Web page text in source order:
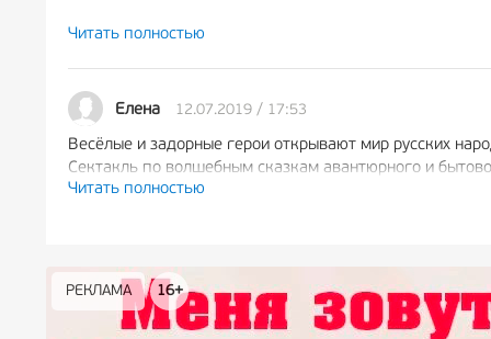
Дети были включены в действие. Живо откликались
Читать полностью
Елена 12.07.2019 / 17:53
Весёлые и задорные герои открывают мир русских
Сектакль по волшебным сказкам авантюрного и
Учит детей тому , что добро побеждает зло .
Читать полностью
РЕКЛАМА 16+
РЕКЛАМА 16+
РЕКЛАМА 12+
РЕКЛАМА
РЕКЛАМА 0+
РЕКЛАМА 18+